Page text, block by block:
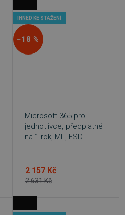
IHNED KE STAŽENÍ
−18 %
Microsoft 365 pro
jednotlivce, předplatné
na 1 rok, ML, ESD
2 631 Kč
2 157 Kč